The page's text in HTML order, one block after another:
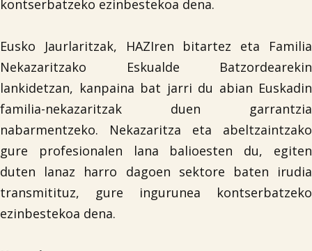
kontserbatzeko ezinbestekoa dena.
Eusko Jaurlaritzak, HAZIren bitartez eta Familia
Nekazaritzako Eskualde Batzordearekin
lankidetzan, kanpaina bat jarri du abian Euskadin
familia-nekazaritzak duen garrantzia
nabarmentzeko. Nekazaritza eta abeltzaintzako
gure profesionalen lana balioesten du, egiten
duten lanaz harro dagoen sektore baten irudia
transmitituz, gure ingurunea kontserbatzeko
ezinbestekoa dena.